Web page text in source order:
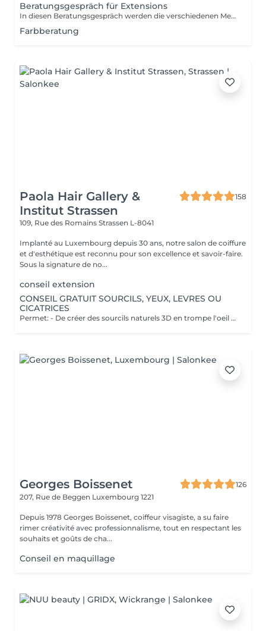
Beratungsgespräch für Extensions
In diesen Beratungsgespräch werden die verschiedenen Methoden erklärt und individuell ausgesucht. Wir bestimmen die Farbe und rechnen den genauen Preis.
Farbberatung
Paola Hair Gallery &
Institut Strassen
158
109, Rue des Romains Strassen L-8041
Implanté au Luxembourg depuis 30 ans, notre salon de coiffure
et d'esthétique est reconnu pour son excellence et savoir-faire.
Sous la signature de no...
conseil extension
CONSEIL GRATUIT SOURCILS, YEUX, LEVRES OU
CICATRICES
Permet: - De créer des sourcils naturels 3D en trompe l'oeil en poils pour parfaire une ligne déjà existante en effet poudré. - De définir et volumiser vos lèvres dans des teintes nuées ou donner un effet légèrement maquillé. - Pour les yeux vous pouvez opter pour un trait fin au ras des cils pour un résultat discret ou un liner poudré pour un effet raffiné. Il est également possible de corriger des cicatrices. Notre esthéticienne Elodie pratique la micropigmentation digitale à ne pas confondre avec le microblading ( lame manuelle ) depuis plus de 10 ans. Pas d'effets tatouage, pas de pigments qui virent, pas de cicatrices. Cette méthode ne crée pas de cicatrices et permet d'insérer le pigment de manière douce dans la peau. Les pigments utilisés ne virent pas dans le temps et Elodie vous promet un résultat raffiné et non un effet marqué style "tatouage". Nous vous proposons un rendez-vous conseil gratuit afin de visualiser l'effet avec du maquillage et d'obtenir les réponses à vos questions.
Georges Boissenet
126
207, Rue de Beggen Luxembourg 1221
Depuis 1978 Georges Boissenet, coiffeur visagiste, a su faire
rimer créativité avec professionnalisme, tout en respectant les
souhaits et goûts de cha...
Conseil en maquillage